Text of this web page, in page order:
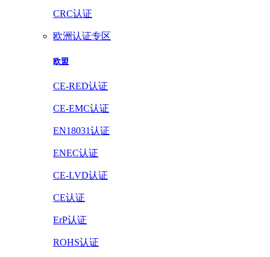
CRC认证
欧洲认证专区
欧盟
CE-RED认证
CE-EMC认证
EN18031认证
ENEC认证
CE-LVD认证
CE认证
ErP认证
ROHS认证